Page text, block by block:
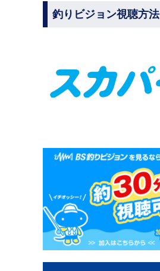
釣りビジョン視聴方法